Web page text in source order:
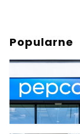
Popularne